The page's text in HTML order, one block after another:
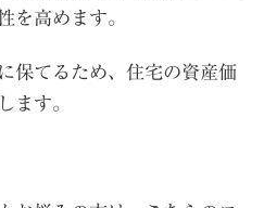
を高めます。
保てるため、住宅の資産価
ます。